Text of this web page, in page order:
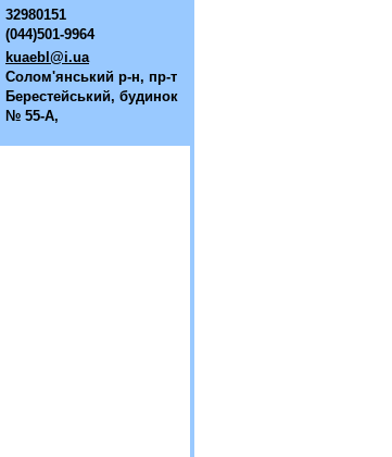
32980151
(044)501-9964
kuaebl@i.ua
Солом'янський р-н, пр-т
Берестейський, будинок
№ 55-А,